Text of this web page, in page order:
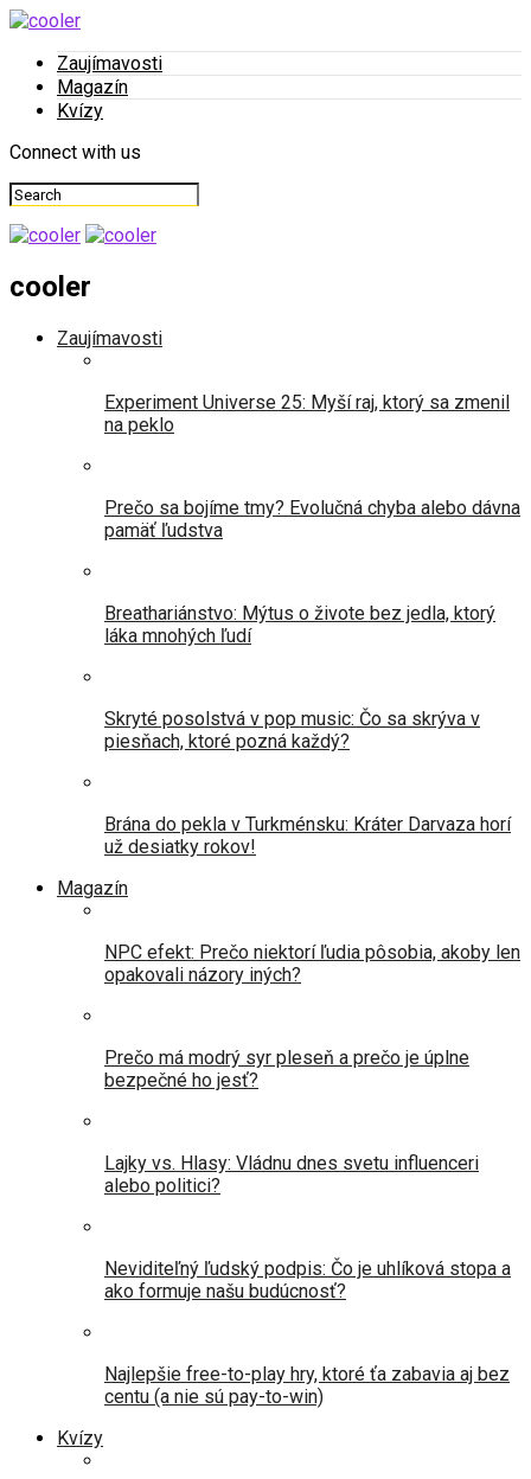
Zaujímavosti
Magazín
Kvízy
Connect with us
cooler
Zaujímavosti
Experiment Universe 25: Myší raj, ktorý sa zmenil
na peklo
Prečo sa bojíme tmy? Evolučná chyba alebo dávna
pamäť ľudstva
Breathariánstvo: Mýtus o živote bez jedla, ktorý
láka mnohých ľudí
Skryté posolstvá v pop music: Čo sa skrýva v
piesňach, ktoré pozná každý?
Brána do pekla v Turkménsku: Kráter Darvaza horí
už desiatky rokov!
Magazín
NPC efekt: Prečo niektorí ľudia pôsobia, akoby len
opakovali názory iných?
Prečo má modrý syr pleseň a prečo je úplne
bezpečné ho jesť?
Lajky vs. Hlasy: Vládnu dnes svetu influenceri
alebo politici?
Neviditeľný ľudský podpis: Čo je uhlíková stopa a
ako formuje našu budúcnosť?
Najlepšie free-to-play hry, ktoré ťa zabavia aj bez
centu (a nie sú pay-to-win)
Kvízy